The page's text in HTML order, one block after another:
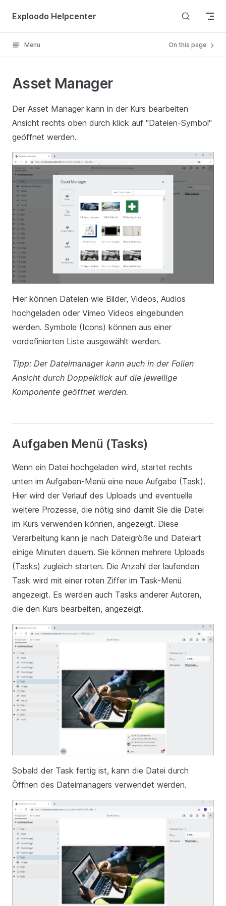
Skip to content
Exploodo Helpcenter
Menu On this page
Asset Manager
Der Asset Manager kann in der Kurs bearbeiten
Ansicht rechts oben durch klick auf "Dateien-Symbol"
geöffnet werden.
Hier können Dateien wie Bilder, Videos, Audios
hochgeladen oder Vimeo Videos eingebunden
werden. Symbole (Icons) können aus einer
vordefinierten Liste ausgewählt werden.
Tipp: Der Dateimanager kann auch in der Folien
Ansicht durch Doppelklick auf die jeweilige
Komponente geöffnet werden.
Aufgaben Menü (Tasks)
Wenn ein Datei hochgeladen wird, startet rechts
unten im Aufgaben-Menü eine neue Aufgabe (Task).
Hier wird der Verlauf des Uploads und eventuelle
weitere Prozesse, die nötig sind damit Sie die Datei
im Kurs verwenden können, angezeigt. Diese
Verarbeitung kann je nach Dateigröße und Dateiart
einige Minuten dauern. Sie können mehrere Uploads
(Tasks) zugleich starten. Die Anzahl der laufenden
Task wird mit einer roten Ziffer im Task-Menü
angezeigt. Es werden auch Tasks anderer Autoren,
die den Kurs bearbeiten, angezeigt.
Sobald der Task fertig ist, kann die Datei durch
Öffnen des Dateimanagers verwendet werden.